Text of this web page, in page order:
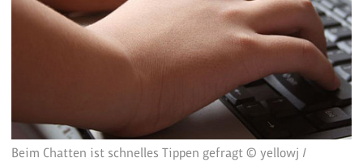
Beim Chatten ist schnelles Tippen gefragt © yellowj /